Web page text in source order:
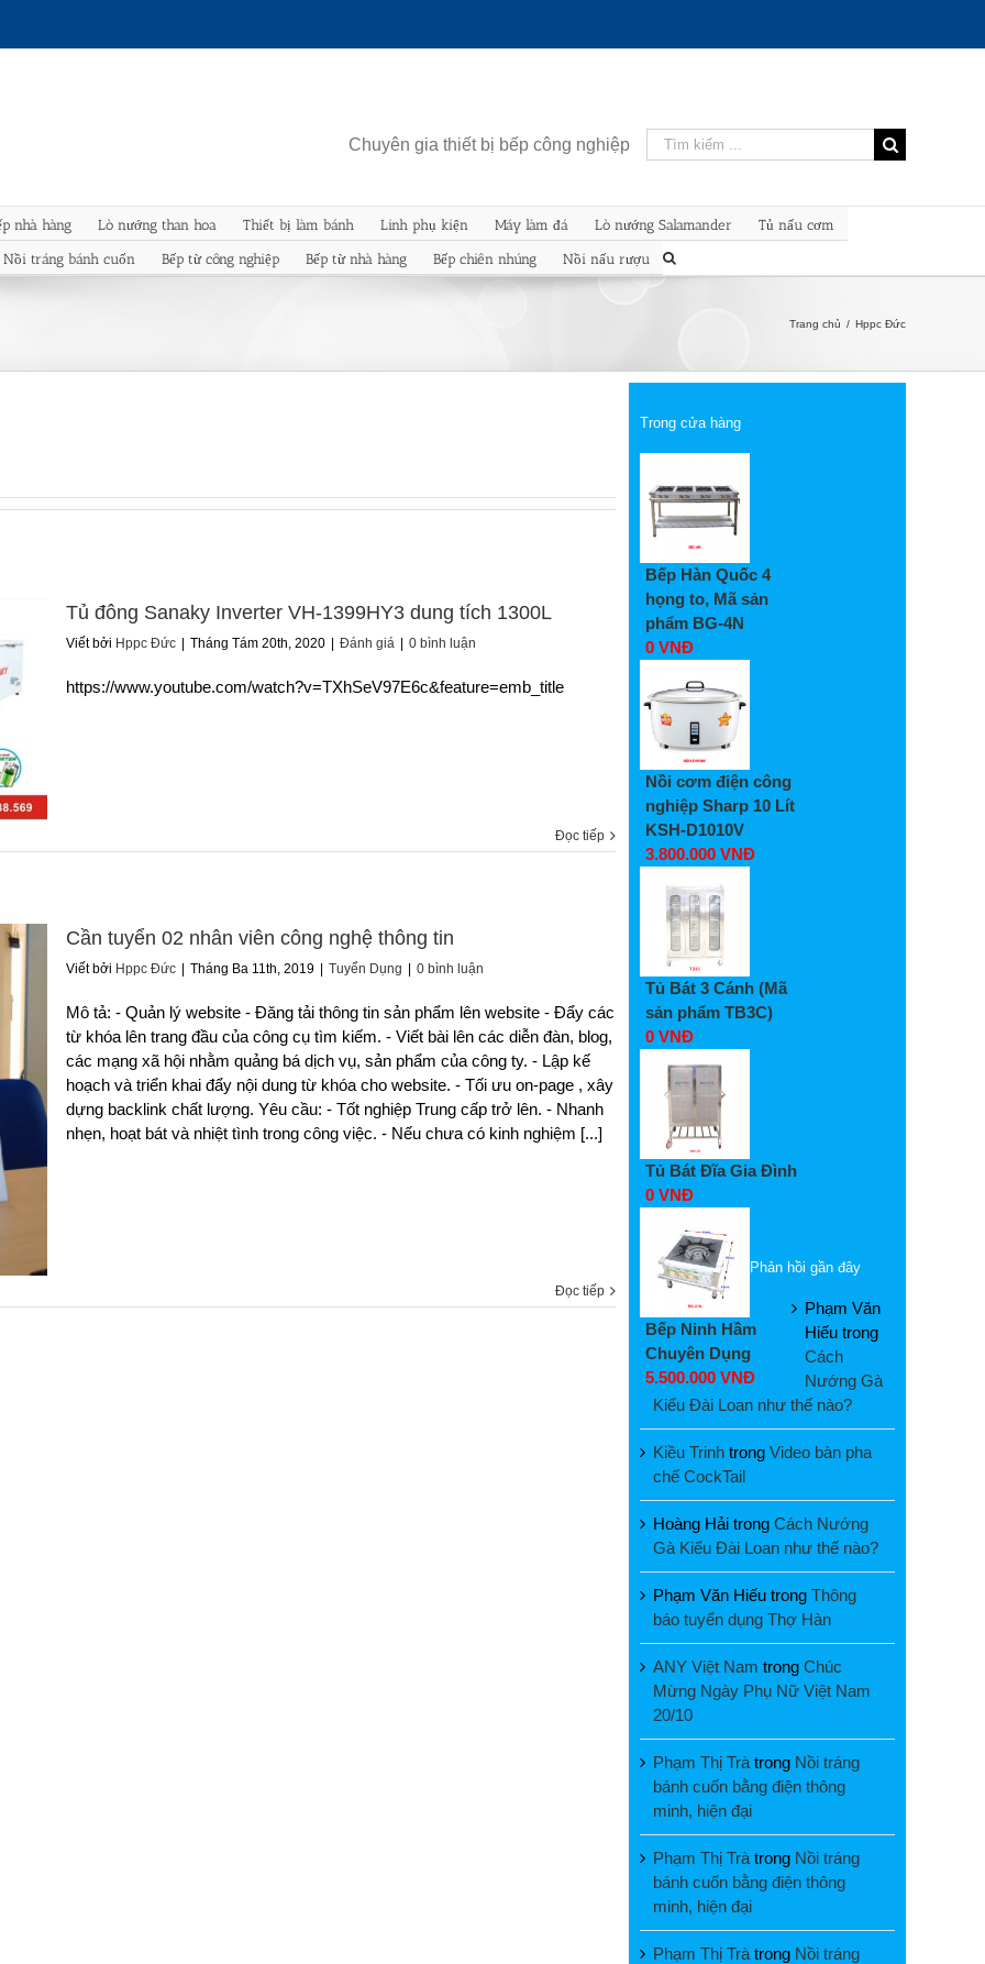
Kết
quả
kiếm
cho:
Chuyên gia thiết bị bếp công nghiệp
nhà hàng Lò nướng than hoa Thiết bị làm bánh Linh phụ kiện Máy làm đá Lò nướng Salamander Tủ nấu cơm
Nồi tráng bánh cuốn Bếp từ công nghiệp Bếp từ nhà hàng Bếp chiên nhúng Nồi nấu rượu
Trang chủ / Hppc Đức
Tủ đông Sanaky Inverter VH-1399HY3 dung tích 1300L
Viết bởi Hppc Đức Tháng Tám 20th, 2020 Đánh giá 0 bình luận
https://www.youtube.com/watch?v=TXhSeV97E6c&feature=emb_title
Đọc tiếp
Cần tuyển 02 nhân viên công nghệ thông tin
Viết bởi Hppc Đức Tháng Ba 11th, 2019 Tuyển Dụng 0 bình luận
Mô tả: - Quản lý website - Đăng tải thông tin sản phẩm lên website - Đẩy các
từ khóa lên trang đầu của công cụ tìm kiếm. - Viết bài lên các diễn đàn, blog,
các mạng xã hội nhằm quảng bá dịch vụ, sản phẩm của công ty. - Lập kế
hoạch và triển khai đẩy nội dung từ khóa cho website. - Tối ưu on-page , xây
dựng backlink chất lượng. Yêu cầu: - Tốt nghiệp Trung cấp trở lên. - Nhanh
nhẹn, hoạt bát và nhiệt tình trong công việc. - Nếu chưa có kinh nghiệm [...]
Đọc tiếp
Trong cửa hàng
Bếp Hàn Quốc 4
họng to, Mã sản
phẩm BG-4N
0 VNĐ
Nồi cơm điện công
nghiệp Sharp 10 Lít
KSH-D1010V
3.800.000 VNĐ
Tủ Bát 3 Cánh (Mã
sản phẩm TB3C)
0 VNĐ
Tủ Bát Đĩa Gia Đình
0 VNĐ
Bếp Ninh Hầm
Chuyên Dụng
5.500.000 VNĐ
Phản hồi gần đây
Phạm Văn
Hiếu trong
Cách
Nướng Gà
Kiểu Đài Loan như thế nào?
Kiều Trinh trong Video bàn pha
chế CockTail
Hoàng Hải trong Cách Nướng
Gà Kiểu Đài Loan như thế nào?
Phạm Văn Hiếu trong Thông
báo tuyển dụng Thợ Hàn
ANY Việt Nam trong Chúc
Mừng Ngày Phụ Nữ Việt Nam
20/10
Phạm Thị Trà trong Nồi tráng
bánh cuốn bằng điện thông
minh, hiện đại
Phạm Thị Trà trong Nồi tráng
bánh cuốn bằng điện thông
minh, hiện đại
Phạm Thị Trà trong Nồi tráng